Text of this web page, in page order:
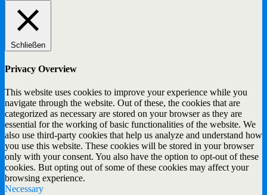
Schließen
Privacy Overview
This website uses cookies to improve your experience while you
navigate through the website. Out of these, the cookies that are
categorized as necessary are stored on your browser as they are
essential for the working of basic functionalities of the website. We
also use third-party cookies that help us analyze and understand how
you use this website. These cookies will be stored in your browser
only with your consent. You also have the option to opt-out of these
cookies. But opting out of some of these cookies may affect your
browsing experience.
Necessary